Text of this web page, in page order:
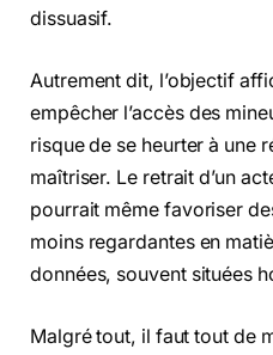
dissuasif.
Autrement dit, l’objectif
empêcher l’accès des
risque de se heurter à une
maîtriser. Le retrait d’un
pourrait même favoriser
moins regardantes en
données, souvent situées
Malgré tout, il faut tout de